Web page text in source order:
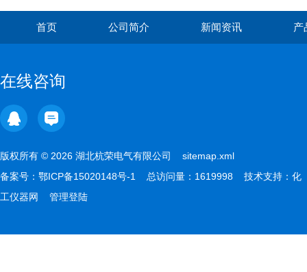
首页 公司简介 新闻资讯 产
在线咨询
版权所有 © 2026 湖北杭荣电气有限公司 sitemap.xml
备案号： 鄂ICP备15020148号-1 总访问量：1619998 技术支持： 化
工仪器网
管理登陆